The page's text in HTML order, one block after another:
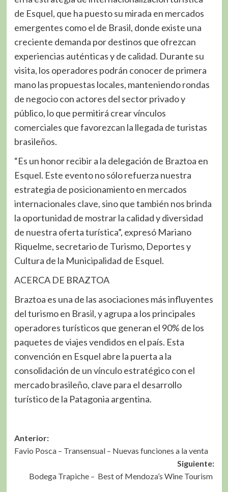
de Esquel, que ha puesto su mirada en mercados
emergentes como el de Brasil, donde existe una
creciente demanda por destinos que ofrezcan
experiencias auténticas y de calidad. Durante su
visita, los operadores podrán conocer de primera
mano las propuestas locales, manteniendo rondas
de negocio con actores del sector privado y
público, lo que permitirá crear vínculos
comerciales que favorezcan la llegada de turistas
brasileños.
“Es un honor recibir a la delegación de Braztoa en
Esquel. Este evento no sólo refuerza nuestra
estrategia de posicionamiento en mercados
internacionales clave, sino que también nos brinda
la oportunidad de mostrar la calidad y diversidad
de nuestra oferta turística”, expresó Mariano
Riquelme, secretario de Turismo, Deportes y
Cultura de la Municipalidad de Esquel.
ACERCA DE BRAZTOA
Braztoa es una de las asociaciones más influyentes
del turismo en Brasil, y agrupa a los principales
operadores turísticos que generan el 90% de los
paquetes de viajes vendidos en el país. Esta
convención en Esquel abre la puerta a la
consolidación de un vínculo estratégico con el
mercado brasileño, clave para el desarrollo
turístico de la Patagonia argentina.
Navegación
de
entradas
Anterior:
Favio Posca – Transensual – Nuevas funciones a la venta
Siguiente:
Bodega Trapiche – Best of Mendoza’s Wine Tourism